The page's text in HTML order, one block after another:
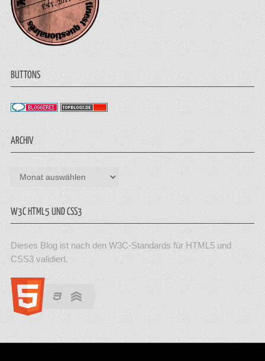
BUTTONS
ARCHIV
Archiv
W3C HTML5 UND CSS3
Dieses Blog ist nach den W3C-Standards für HTML5 und
CSS3 validiert.